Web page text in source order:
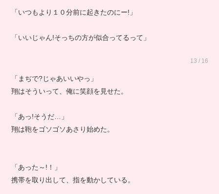
「いつもより１０分前に起きたのにー!」
「いいじゃん!そっちの方が似合ってるって」
13 / 16
「まぢで?じゃあいいやっ」
翔はそういって、俺に笑顔を見せた。
「あっ!そうだ…」
翔は鞄をゴソゴソあさり始めた。
「あった～!！」
携帯を取り出して、指を動かしている。